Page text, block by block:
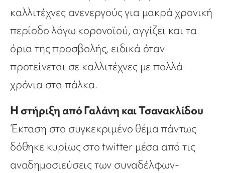
καλλιτέχνες ανενεργούς για μακρά χρονική
περίοδο λόγω κορονοϊού, αγγίζει και τα
όρια της προσβολής, ειδικά όταν
προτείνεται σε καλλιτέχνες με πολλά
χρόνια στα πάλκα.
Η στήριξη από Γαλάνη και Τσανακλίδου
Έκταση στο συγκεκριμένο θέμα πάντως
δόθηκε κυρίως στο twitter μέσα από τις
αναδημοσιεύσεις των συναδέλφων-